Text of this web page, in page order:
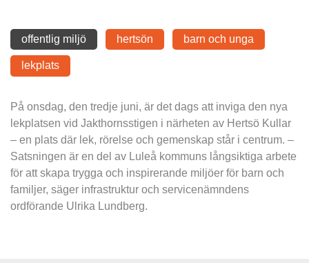
offentlig miljö hertsön barn och unga
lekplats
På onsdag, den tredje juni, är det dags att inviga den nya
lekplatsen vid Jakthornsstigen i närheten av Hertsö Kullar
– en plats där lek, rörelse och gemenskap står i centrum. –
Satsningen är en del av Luleå kommuns långsiktiga arbete
för att skapa trygga och inspirerande miljöer för barn och
familjer, säger infrastruktur och servicenämndens
ordförande Ulrika Lundberg.